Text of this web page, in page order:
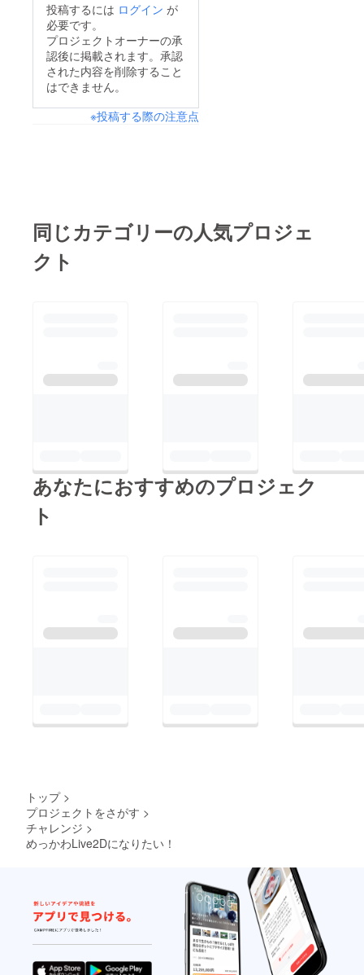
投稿するには ログイン が
必要です。
プロジェクトオーナーの承
認後に掲載されます。承認
された内容を削除すること
はできません。
※投稿する際の注意点
同じカテゴリーの人気プロジェ
クト
あなたにおすすめのプロジェク
ト
トップ >
プロジェクトをさがす >
チャレンジ >
めっかわLive2Dになりたい！